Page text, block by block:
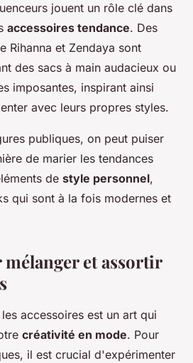
jouent un rôle clé dans
accessoires tendance. Des
Rihanna et Zendaya sont
des sacs à main audacieux ou
imposantes, inspirant ainsi
avec leurs propres styles.
publiques, on peut puiser
de marier les tendances
de style personnel,
qui sont à la fois modernes et
et assortir
accessoires est un art qui
créativité en mode. Pour
il est crucial d'expérimenter